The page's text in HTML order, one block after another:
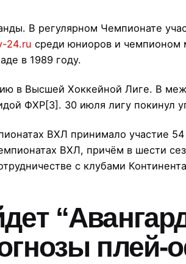
В регулярном Чемпионате
24.ru среди юниоров и чемпионом
в 1989 году.
в Высшей Хоккейной Лиге. В
ФХР[3]. 30 июля лигу покинул
ВХЛ принимало участие
ВХЛ, причём в шести
с клубами